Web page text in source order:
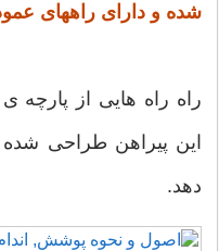
شده و دارای راههای
راه راه هایی از پارچه
این پیراهن طراحی
دهد.